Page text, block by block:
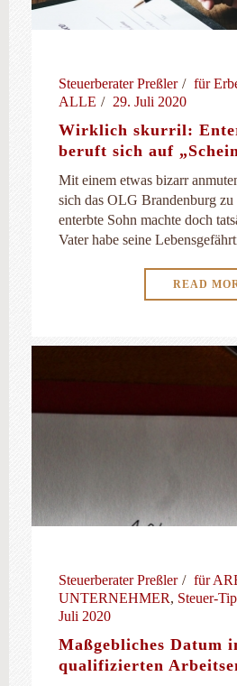
Steuerberater Preßler für
ALLE
29. Juli 2020
Wirklich skurril:
beruft sich auf
Mit einem etwas bizarr
sich das OLG Brandenburg
enterbte Sohn machte doch
Vater habe seine
READ
Steuerberater Preßler für
UNTERNEHMER, Steuer-
Juli 2020
Maßgebliches Datum
qualifizierten